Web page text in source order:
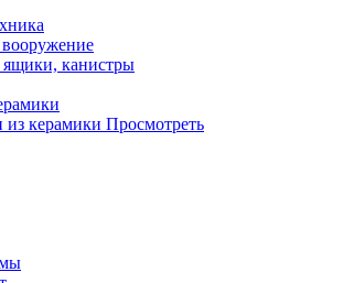
канистры
керамики Просмотреть